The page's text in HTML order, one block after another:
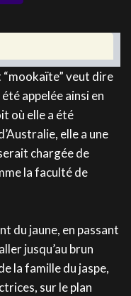
“mookaïte” veut dire
appelée ainsi en
où elle a été
elle a une
chargée de
la faculté de
du jaune, en passant
jusqu’au brun
la famille du jaspe,
sur le plan